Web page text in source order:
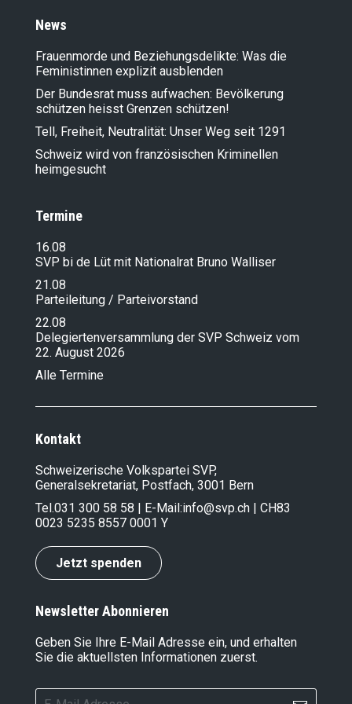
News
Frauenmorde und Beziehungsdelikte: Was die
Feministinnen explizit ausblenden
Der Bundesrat muss aufwachen: Bevölkerung
schützen heisst Grenzen schützen!
Tell, Freiheit, Neutralität: Unser Weg seit 1291
Schweiz wird von französischen Kriminellen
heimgesucht
Termine
16.08
SVP bi de Lüt mit Nationalrat Bruno Walliser
21.08
Parteileitung / Parteivorstand
22.08
Delegiertenversammlung der SVP Schweiz vom
22. August 2026
Alle Termine
Kontakt
Schweizerische Volkspartei SVP,
Generalsekretariat, Postfach, 3001 Bern
Tel.031 300 58 58 | E-Mail:info@svp.ch | CH83
0023 5235 8557 0001 Y
Jetzt spenden
Newsletter Abonnieren
Geben Sie Ihre E-Mail Adresse ein, und erhalten
Sie die aktuellsten Informationen zuerst.